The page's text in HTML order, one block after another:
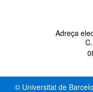
Adreça
© Universitat de